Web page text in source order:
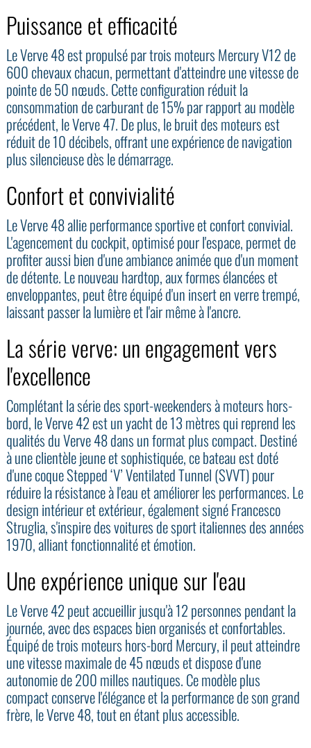
Puissance et efficacité
Le Verve 48 est propulsé par trois moteurs Mercury V12 de
600 chevaux chacun, permettant d'atteindre une vitesse de
pointe de 50 nœuds. Cette configuration réduit la
consommation de carburant de 15% par rapport au modèle
précédent, le Verve 47. De plus, le bruit des moteurs est
réduit de 10 décibels, offrant une expérience de navigation
plus silencieuse dès le démarrage.
Confort et convivialité
Le Verve 48 allie performance sportive et confort convivial.
L'agencement du cockpit, optimisé pour l'espace, permet de
profiter aussi bien d'une ambiance animée que d'un moment
de détente. Le nouveau hardtop, aux formes élancées et
enveloppantes, peut être équipé d'un insert en verre trempé,
laissant passer la lumière et l'air même à l'ancre.
La série verve: un engagement vers
l'excellence
Complétant la série des sport-weekenders à moteurs hors-
bord, le Verve 42 est un yacht de 13 mètres qui reprend les
qualités du Verve 48 dans un format plus compact. Destiné
à une clientèle jeune et sophistiquée, ce bateau est doté
d'une coque Stepped ‘V’ Ventilated Tunnel (SVVT) pour
réduire la résistance à l'eau et améliorer les performances. Le
design intérieur et extérieur, également signé Francesco
Struglia, s'inspire des voitures de sport italiennes des années
1970, alliant fonctionnalité et émotion.
Une expérience unique sur l'eau
Le Verve 42 peut accueillir jusqu'à 12 personnes pendant la
journée, avec des espaces bien organisés et confortables.
Équipé de trois moteurs hors-bord Mercury, il peut atteindre
une vitesse maximale de 45 nœuds et dispose d'une
autonomie de 200 milles nautiques. Ce modèle plus
compact conserve l'élégance et la performance de son grand
frère, le Verve 48, tout en étant plus accessible.